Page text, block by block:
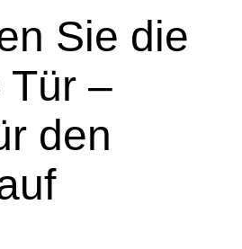
Sie die
Tür –
den